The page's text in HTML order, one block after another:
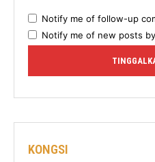
Notify me of follow-up
Notify me of new posts
KONGSI